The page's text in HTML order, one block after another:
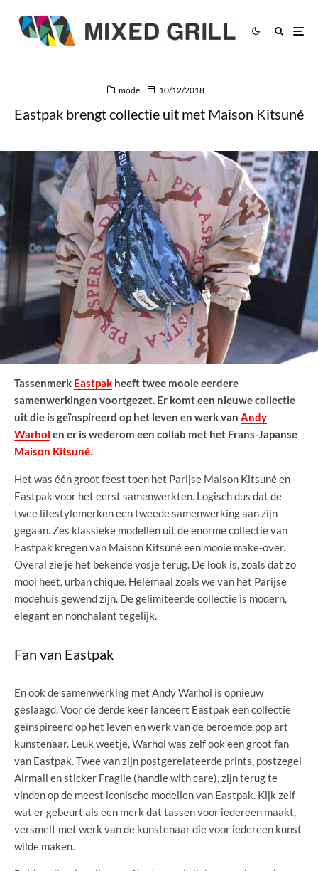
mode 10/12/2018
Eastpak brengt collectie uit met Maison Kitsuné
Tassenmerk Eastpak heeft twee mooie eerdere
samenwerkingen voortgezet. Er komt een nieuwe collectie
uit die is geïnspireerd op het leven en werk van Andy
Warhol en er is wederom een collab met het Frans-Japanse
Maison Kitsuné.
Het was één groot feest toen het Parijse Maison Kitsuné en
Eastpak voor het eerst samenwerkten. Logisch dus dat de
twee lifestylemerken een tweede samenwerking aan zijn
gegaan. Zes klassieke modellen uit de enorme collectie van
Eastpak kregen van Maison Kitsuné een mooie make-over.
Overal zie je het bekende vosje terug. De look is, zoals dat zo
mooi heet, urban chique. Helemaal zoals we van het Parijse
modehuis gewend zijn. De gelimiteerde collectie is modern,
elegant en nonchalant tegelijk.
Fan van Eastpak
En ook de samenwerking met Andy Warhol is opnieuw
geslaagd. Voor de derde keer lanceert Eastpak een collectie
geïnspireerd op het leven en werk van de beroemde pop art
kunstenaar. Leuk weetje, Warhol was zelf ook een groot fan
van Eastpak. Twee van zijn postgerelateerde prints, postzegel
Airmail en sticker Fragile (handle with care), zijn terug te
vinden op de meest iconische modellen van Eastpak. Kijk zelf
wat er gebeurt als een merk dat tassen voor iedereen maakt,
versmelt met werk van de kunstenaar die voor iedereen kunst
wilde maken.